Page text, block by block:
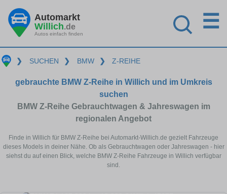
Automarkt
Willich.de
Autos einfach finden
☰
❯ SUCHEN ❯ BMW ❯ Z-REIHE
gebrauchte BMW Z-Reihe in Willich und im Umkreis
suchen
BMW Z-Reihe Gebrauchtwagen & Jahreswagen im
regionalen Angebot
Finde in Willich für BMW Z-Reihe bei Automarkt-Willich.de gezielt Fahrzeuge
dieses Models in deiner Nähe. Ob als Gebrauchtwagen oder Jahreswagen - hier
siehst du auf einen Blick, welche BMW Z-Reihe Fahrzeuge in Willich verfügbar
sind.